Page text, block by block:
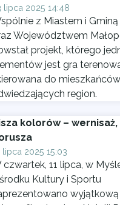
lipca 2025 14:48
z Miastem i
Województwem
projekt, którego
jest gra
do
region.
kolorów –
lipca 2025 15:03
czwartek, 11 lipca, w
Kultury i Sportu